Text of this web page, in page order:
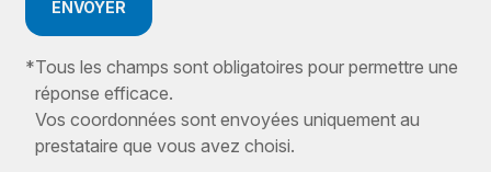
ENVOYER
*Tous les champs sont obligatoires pour permettre une
réponse efficace.
Vos coordonnées sont envoyées uniquement au
prestataire que vous avez choisi.